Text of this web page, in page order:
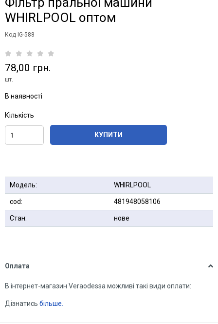
WHIRLPOOL оптом
Код IG-588
78,00 грн.
шт.
В наявності
Кількість
КУПИТИ
Модель: WHIRLPOOL
cod: 481948058106
Стан: нове
Оплата
В інтернет-магазин Veraodessa можливі такі види оплати:
Дізнатись більше.